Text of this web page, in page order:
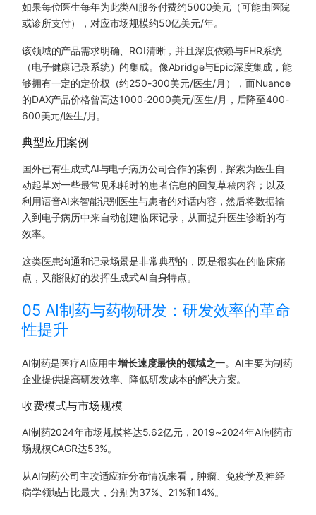
如果每位医生每年为此类AI服务付费约5000美元（可能由医院
或诊所支付），对应市场规模约50亿美元/年。
该领域的产品需求明确、ROI清晰，并且深度依赖与EHR系统
（电子健康记录系统）的集成。像Abridge与Epic深度集成，能
够拥有一定的定价权（约250-300美元/医生/月），而Nuance
的DAX产品价格曾高达1000-2000美元/医生/月，后降至400-
600美元/医生/月。
典型应用案例
国外已有生成式AI与电子病历公司合作的案例，探索为医生自
动起草对一些最常见和耗时的患者信息的回复草稿内容；以及
利用语音AI来智能识别医生与患者的对话内容，然后将数据输
入到电子病历中来自动创建临床记录，从而提升医生诊断的有
效率。
这类医患沟通和记录场景是非常典型的，既是很实在的临床痛
点，又能很好的发挥生成式AI自身特点。
05 AI制药与药物研发：研发效率的革命
性提升
AI制药是医疗AI应用中增长速度最快的领域之一。AI主要为制药
企业提供提高研发效率、降低研发成本的解决方案。
收费模式与市场规模
AI制药2024年市场规模将达5.62亿元，2019~2024年AI制药市
场规模CAGR达53%。
从AI制药公司主攻适应症分布情况来看，肿瘤、免疫学及神经
病学领域占比最大，分别为37%、21%和14%。